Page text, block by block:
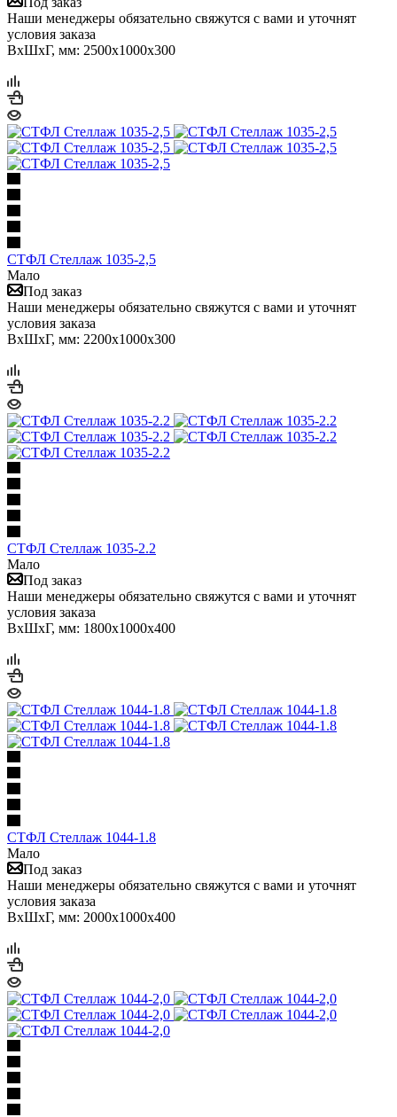
Наши менеджеры обязательно свяжутся с вами и уточнят
условия заказа
ВхШхГ, мм: 2500x1000x300
СТФЛ Стеллаж 1035-2,5
Мало
Под заказ
Наши менеджеры обязательно свяжутся с вами и уточнят
условия заказа
ВхШхГ, мм: 2200x1000x300
СТФЛ Стеллаж 1035-2.2
Мало
Под заказ
Наши менеджеры обязательно свяжутся с вами и уточнят
условия заказа
ВхШхГ, мм: 1800x1000x400
СТФЛ Стеллаж 1044-1.8
Мало
Под заказ
Наши менеджеры обязательно свяжутся с вами и уточнят
условия заказа
ВхШхГ, мм: 2000x1000x400